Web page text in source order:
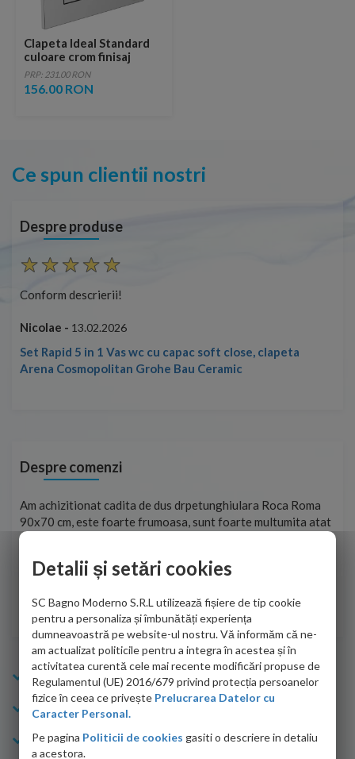
Clapeta Ideal Standard
culoare crom finisaj
lucios
PRP: 231.00 RON
156.00 RON
Ce spun clientii nostri
Despre produse
Conform descrierii!
Nicolae - 13.02.2026
Set Rapid 5 in 1 Vas wc cu capac soft close, clapeta
Arena Cosmopolitan Grohe Bau Ceramic
Despre comenzi
Am achizitionat cadita de dus drpetunghiulara Roca Roma
90x70 cm, este foarte frumoasa, sunt foarte multumita atat
de personalul firmei dvs. cu care am colaborat in obtinerea
adus coletul in siguranta.Numai bine, va doresc!
Sofrone Viviana -28.07.2026
Info Bagno
Cumparaturi
Suport clienti
Detalii și setări cookies
SC Bagno Moderno S.R.L utilizează fișiere de tip cookie
pentru a personaliza și îmbunătăți experiența
dumneavoastră pe website-ul nostru. Vă informăm că ne-
am actualizat politicile pentru a integra în acestea și în
activitatea curentă cele mai recente modificări propuse de
Regulamentul (UE) 2016/679 privind protecția persoanelor
fizice în ceea ce privește Prelucrarea Datelor cu
Caracter Personal.
Pe pagina Politicii de cookies gasiti o descriere in detaliu
a acestora.